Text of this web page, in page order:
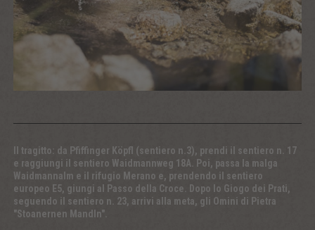
Il tragitto: da Pfiffinger Köpfl (sentiero n.3), prendi il sentiero n. 17
e raggiungi il sentiero Waidmannweg 18A. Poi, passa la malga
Waidmannalm e il rifugio Merano e, prendendo il sentiero
europeo E5, giungi al Passo della Croce. Dopo lo Giogo dei Prati,
seguendo il sentiero n. 23, arrivi alla meta, gli Omini di Pietra
"Stoanernen Mandln".